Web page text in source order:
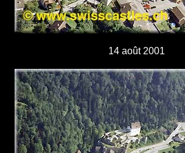
14 août 2001